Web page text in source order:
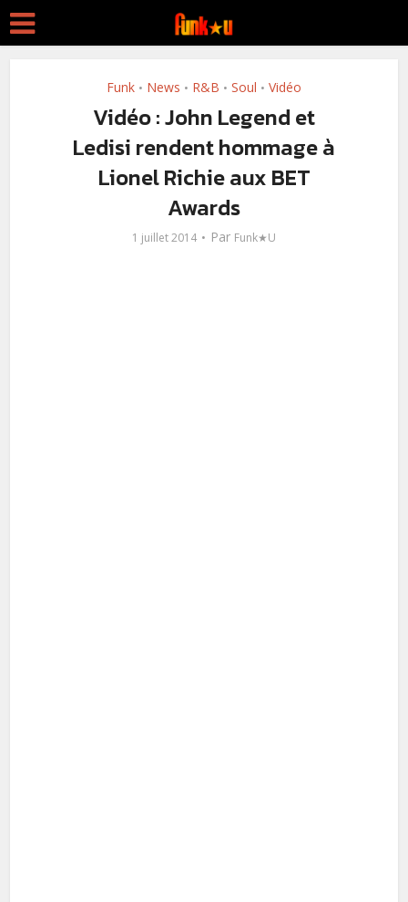
Funk • News • R&B • Soul • Vidéo
Vidéo : John Legend et
Ledisi rendent hommage à
Lionel Richie aux BET
Awards
1 juillet 2014 Par Funk★U